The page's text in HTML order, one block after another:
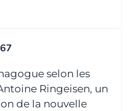
selon les
Ringeisen, un
de la nouvelle